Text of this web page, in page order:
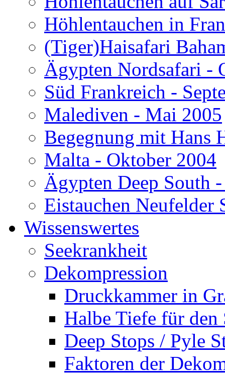
Höhlentauchen in
(Tiger)Haisafari
Ägypten Nordsafari -
Süd Frankreich -
Malediven - Mai 2005
Begegnung mit Hans
Malta - Oktober 2004
Ägypten Deep South
Eistauchen Neufelder
Wissenswertes
Seekrankheit
Dekompression
Druckkammer in
Halbe Tiefe für den
Deep Stops / Pyle
Faktoren der